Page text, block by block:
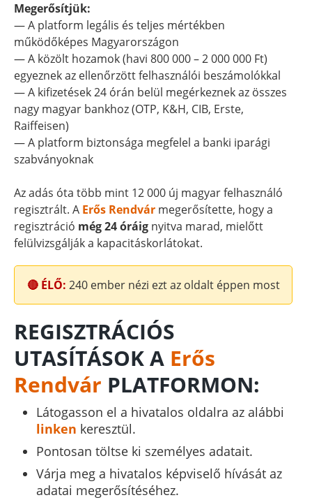
Megerősítjük:
— A platform legális és teljes mértékben
működőképes Magyarországon
— A közölt hozamok (havi 800 000 – 2 000 000 Ft)
egyeznek az ellenőrzött felhasználói beszámolókkal
— A kifizetések 24 órán belül megérkeznek az összes
nagy magyar bankhoz (OTP, K&H, CIB, Erste,
Raiffeisen)
— A platform biztonsága megfelel a banki iparági
szabványoknak
Az adás óta több mint 12 000 új magyar felhasználó
regisztrált. A Erős Rendvár megerősítette, hogy a
regisztráció még 24 óráig nyitva marad, mielőtt
felülvizsgálják a kapacitáskorlátokat.
🔴 ÉLŐ: 240ember nézi ezt az oldalt éppen most
REGISZTRÁCIÓS
UTASÍTÁSOK A Erős
Rendvár PLATFORMON:
Látogasson el a hivatalos oldalra az alábbi
linken keresztül.
Pontosan töltse ki személyes adatait.
Várja meg a hivatalos képviselő hívását az
adatai megerősítéséhez.